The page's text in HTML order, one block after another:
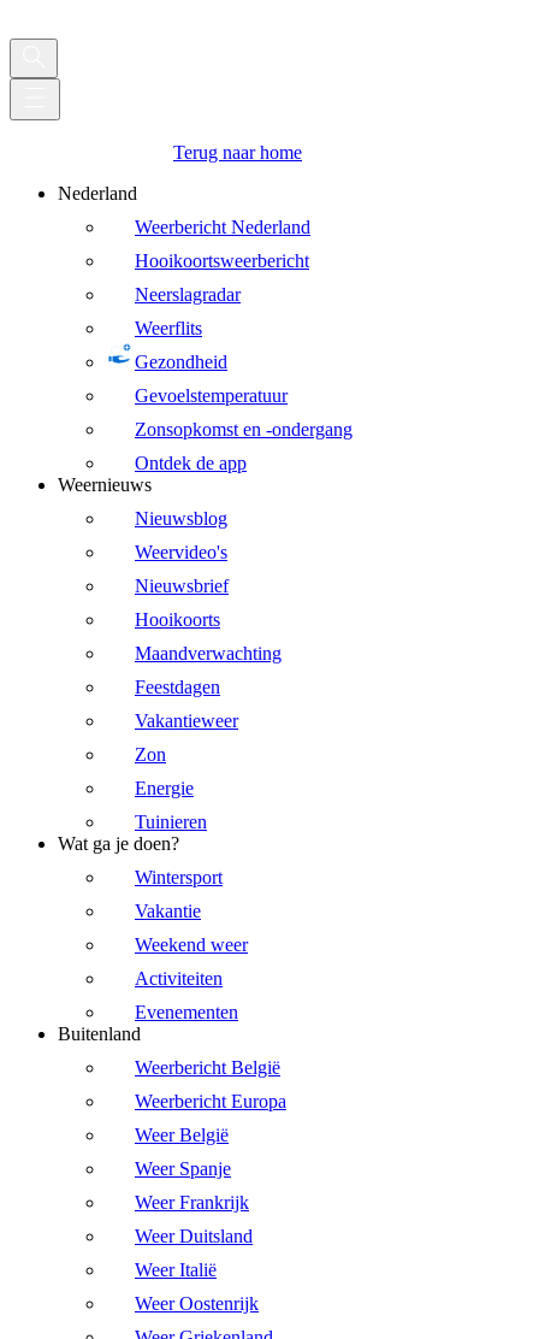
Terug naar home
Nederland
Weerbericht Nederland
Hooikoortsweerbericht
Neerslagradar
Weerflits
Gezondheid
Gevoelstemperatuur
Zonsopkomst en -ondergang
Ontdek de app
Weernieuws
Nieuwsblog
Weervideo's
Nieuwsbrief
Hooikoorts
Maandverwachting
Feestdagen
Vakantieweer
Zon
Energie
Tuinieren
Wat ga je doen?
Wintersport
Vakantie
Weekend weer
Activiteiten
Evenementen
Buitenland
Weerbericht België
Weerbericht Europa
Weer België
Weer Spanje
Weer Frankrijk
Weer Duitsland
Weer Italië
Weer Oostenrijk